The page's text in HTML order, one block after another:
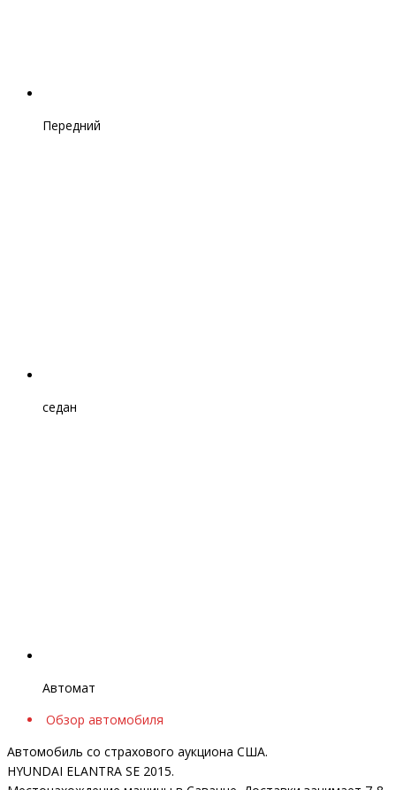
Передний
седан
Автомат
Обзор автомобиля
Автомобиль со страхового аукциона США.
HYUNDAI ELANTRA SE 2015.